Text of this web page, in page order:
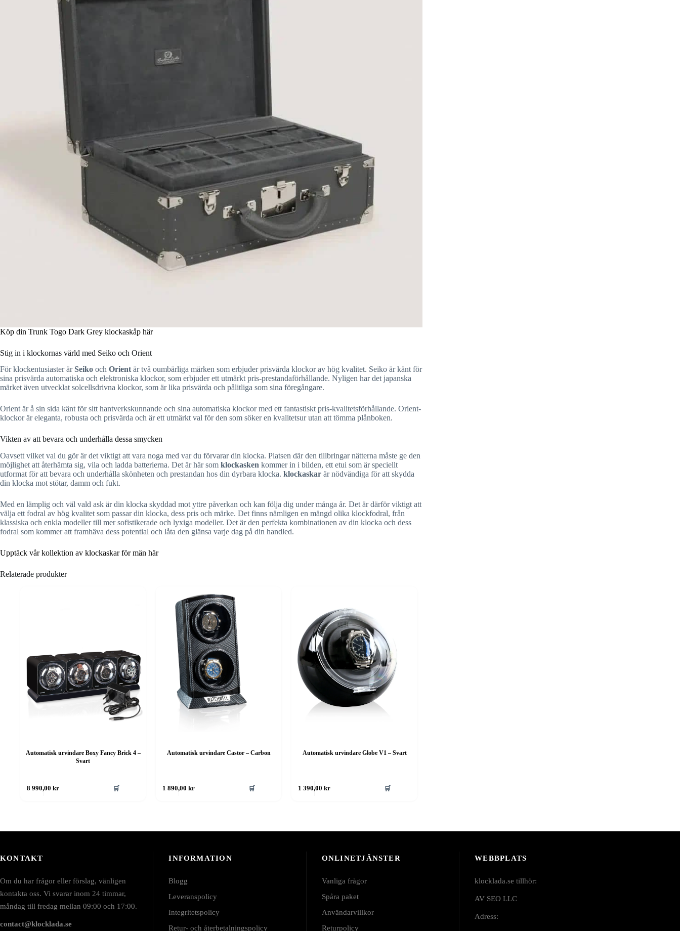
Köp din Trunk Togo Dark Grey klockaskåp här
Stig in i klockornas värld med Seiko och Orient
För klockentusiaster ärSeiko och Orient är två oumbärliga märken som erbjuder prisvärda klockor av hög kvalitet. Seiko är känt för
sina prisvärda automatiska och elektroniska klockor, som erbjuder ett utmärkt pris-prestandaförhållande. Nyligen har det japanska
märket även utvecklat solcellsdrivna klockor, som är lika prisvärda och pålitliga som sina föregångare.
Orient är å sin sida känt för sitt hantverkskunnande och sina automatiska klockor med ett fantastiskt pris-kvalitetsförhållande. Orient-
klockor är eleganta, robusta och prisvärda och är ett utmärkt val för den som söker en kvalitetsur utan att tömma plånboken.
Vikten av att bevara och underhålla dessa smycken
Oavsett vilket val du gör är det viktigt att vara noga med var du förvarar din klocka. Platsen där den tillbringar nätterna måste ge den
möjlighet att återhämta sig, vila och ladda batterierna. Det är här som klockasken kommer in i bilden, ett etui som är speciellt
utformat för att bevara och underhålla skönheten och prestandan hos din dyrbara klocka. klockaskar är nödvändiga för att skydda
din klocka mot stötar, damm och fukt.
Med en lämplig och väl vald ask är din klocka skyddad mot yttre påverkan och kan följa dig under många år. Det är därför viktigt att
välja ett fodral av hög kvalitet som passar din klocka, dess pris och märke. Det finns nämligen en mängd olika klockfodral, från
klassiska och enkla modeller till mer sofistikerade och lyxiga modeller. Det är den perfekta kombinationen av din klocka och dess
fodral som kommer att framhäva dess potential och låta den glänsa varje dag på din handled.
Upptäck vår kollektion av klockaskar för män här
Relaterade produkter
Automatisk urvindare Boxy Fancy Brick 4 –
Svart
8 990,00kr 🛒
Automatisk urvindare Castor – Carbon
1 890,00kr 🛒
Automatisk urvindare Globe V1 – Svart
1 390,00kr 🛒
KONTAKT
Om du har frågor eller förslag, vänligen
kontakta oss. Vi svarar inom 24 timmar,
måndag till fredag mellan 09:00 och 17:00.
contact@klocklada.se
INFORMATION
Blogg
Leveranspolicy
Integritetspolicy
Retur- och återbetalningspolicy
ONLINETJÄNSTER
Vanliga frågor
Spåra paket
Användarvillkor
Returpolicy
WEBBPLATS
klocklada.se tillhör:
AV SEO LLC
Adress: